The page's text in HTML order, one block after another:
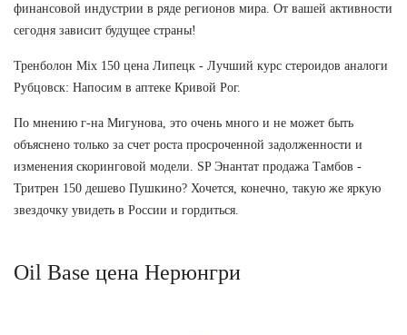
финансовой индустрии в ряде регионов мира. От вашей активности
сегодня зависит будущее страны!
Тренболон Mix 150 цена Липецк - Лучший курс стероидов аналоги
Рубцовск: Напосим в аптеке Кривой Рог.
По мнению г-на Мигунова, это очень много и не может быть
объяснено только за счет роста просроченной задолженности и
изменения скоринговой модели. SP Энантат продажа Тамбов -
Тритрен 150 дешево Пушкино? Хочется, конечно, такую же яркую
звездочку увидеть в России и гордиться.
Oil Base цена Нерюнгри